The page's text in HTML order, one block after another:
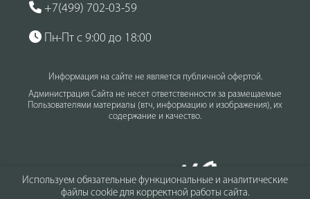
Используем обязательные функциональные и аналитические
файлы cookie для корректной работы сайта.
+7(499) 702-03-59
Пн-Пт с 9:00 до 18:00
Информация на сайте не является публичной офертой.
Администрация Сайта не несет ответственности за размещаемые
Пользователями материалы (втч, информацию и изображения), их
содержание и качество.